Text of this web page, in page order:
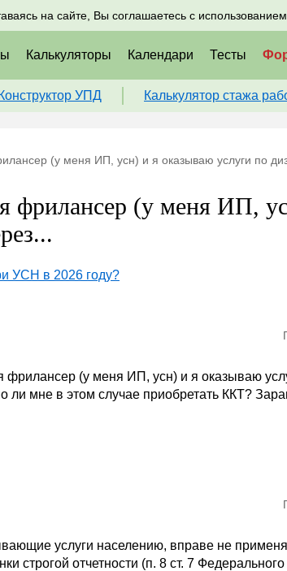
на сайте, Вы соглашаетесь с
Присоединяйтесь к нам в соц.
Калькуляторы Календари Тесты
Конструктор УПД Калькулятор стажа
(у меня ИП, усн) и я оказываю услуги по
фрилансер (у меня ИП,
УСН в 2026 году?
(у меня ИП, усн) и я оказываю
ли мне в этом случае приобретать ККТ?
услуги населению, вправе не
строгой отчетности (п. 8 ст. 7